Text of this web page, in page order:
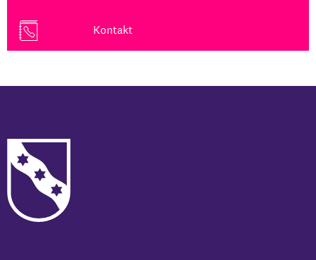
Kontakt